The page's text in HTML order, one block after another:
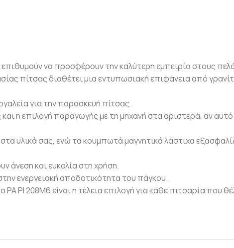
να προσφέρουν την καλύτερη εμπειρία στους
πίτσας διαθέτει μια εντυπωσιακή επιφάνεια από
για την παρασκευή πίτσας.
η επιλογή παραγωγής με τη μηχανή στα αριστερά, αν
υλικά σας, ενώ τα κουμπωτά μαγνητικά λάστιχα
άνεση και ευκολία στη χρήση.
ενεργειακή αποδοτικότητα του πάγκου.
PI 208M6 είναι η τέλεια επιλογή για κάθε πιτσαρία που